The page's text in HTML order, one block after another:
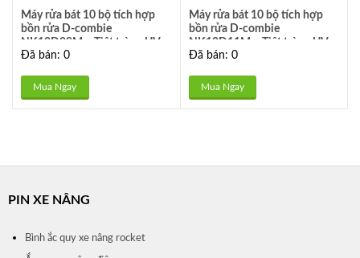
Máy rửa bát 10 bộ tích hợp
bồn rửa D-combie
NK10D09M – Tiệt trùng UV
led, Nano Silver – Bảo hành 2
Đã bán: 0
Mua Ngay
Máy rửa bát 10 bộ tích hợp
bồn rửa D-combie
NK10D11M – Tiệt trùng UV
led, Nano Silver – Bảo hành 2
Đã bán: 0
Mua Ngay
PIN XE NÂNG
Bình ắc quy xe nâng rocket